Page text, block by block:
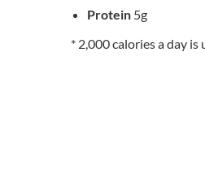
Protein 5g
* 2,000 calories a day